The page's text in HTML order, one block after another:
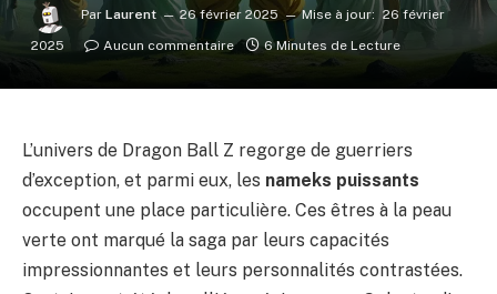
Par Laurent 26 février 2025 Mise à jour: 26 février
2025
Aucun commentaire 6 Minutes de Lecture
L’univers de Dragon Ball Z regorge de guerriers
d’exception, et parmi eux, les nameks puissants
occupent une place particulière. Ces êtres à la peau
verte ont marqué la saga par leurs capacités
impressionnantes et leurs personnalités contrastées.